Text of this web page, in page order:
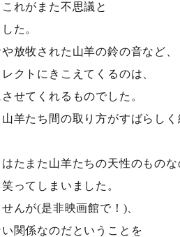
れがまた不思議と
た。
放牧された山羊の鈴の音など、
クトにきこえてくるのは、
せてくれるものでした。
羊たち間の取り方がすばらし
たまた山羊たちの天性のもの
ってしまいました。
んが(是非映画館で！)、
関係なのだということを